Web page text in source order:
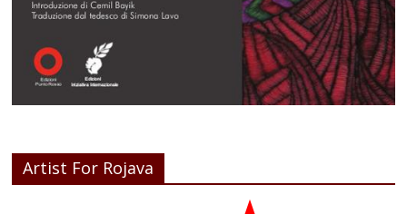
Artist For Rojava